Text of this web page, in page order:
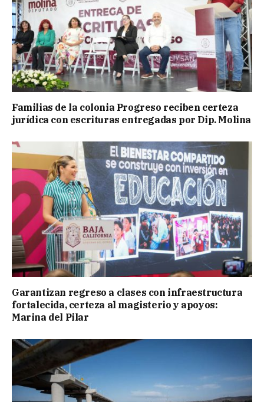
Familias de la colonia Progreso reciben certeza
jurídica con escrituras entregadas por Dip. Molina
Garantizan regreso a clases con infraestructura
fortalecida, certeza al magisterio y apoyos:
Marina del Pilar